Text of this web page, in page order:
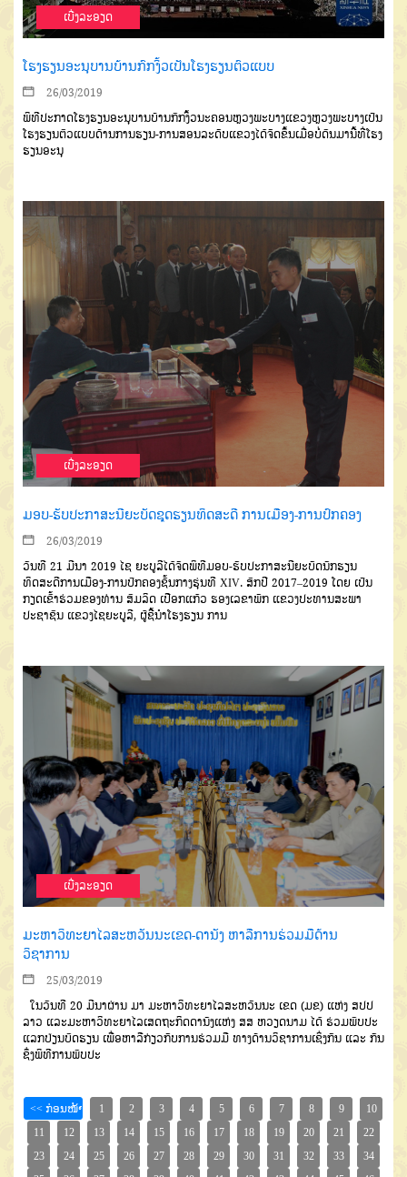
ເບີ່ງລະອຽດ
ໂຮງຮຽນອະນຸບານບ້ານກົກງິ້ວເປັນໂຮງຮຽນຕົວແບບ
26/03/2019
ພິທີປະກາດໂຮງຮຽນອະນຸບານບ້ານກົກງິ້ວນະຄອນຫຼວງພະບາງແຂວງຫຼວງພະບາງເປັນ
ໂຮງຮຽນຕົວແບບດ້ານການຮຽນ-ການສອນລະດັບແຂວງໄດ້ຈັດຂຶ້ນເມື່ອບໍ່ດົນມານີ້ທີ່ໂຮງ
ຮຽນອະນຸ
ເບີ່ງລະອຽດ
ມອບ-ຮັບປະກາສະນີຍະບັດຊຸດຮຽນທິດສະດີ ການເມືອງ-ການປົກຄອງ
26/03/2019
ວັນທີ 21 ມີນາ 2019 ໄຊ ຍະບູລີໄດ້ຈັດພິທີມອບ-ຮັບປະກາສະນີຍະບັດນັກຮຽນ
ທິດສະດີການເມືອງ-ການປົກຄອງຊັ້ນກາງຮຸ່ນທີ XIV. ສົກປີ 2017–2019 ໂດຍ ເປັນ
ກຽດເຂົ້າຮ່ວມຂອງທ່ານ ສົມລິດ ເປືອກແກ້ວ ຮອງເລຂາພັກ ແຂວງປະທານສະພາ
ປະຊາຊົນ ແຂວງໄຊຍະບູລີ, ຜູ້ຊີ້ນໍາໂຮງຮຽນ ການ
ເບີ່ງລະອຽດ
ມະຫາວິທະຍາໄລສະຫວັນນະເຂດ-ດານັງ ຫາລືການຮ່ວມມືດ້ານ
ວິຊາການ
25/03/2019
ໃນວັນທີ 20 ມີນາຜ່ານ ມາ ມະຫາວິທະຍາໄລສະຫວັນນະ ເຂດ (ມຂ) ແຫ່ງ ສປປ
ລາວ ແລະມະຫາວິທະຍາໄລເສດຖະກິດດານັງແຫ່ງ ສສ ຫວຽດນາມ ໄດ້ ຮ່ວມພົບປະ
ແລກປ່ຽນບົດຮຽນ ເພື່ອຫາລືກ່ຽວກັບການຮ່ວມມື ທາງດ້ານວິຊາການເຊິ່ງກັນ ແລະ ກັນ
ຊຶ່ງພິທີການພົບປະ